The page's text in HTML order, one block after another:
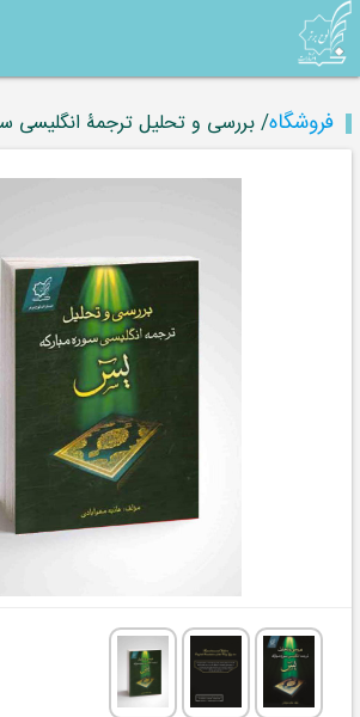
فروشگاه/ بررسی و تحلیل ترجمۀ انگلیسی